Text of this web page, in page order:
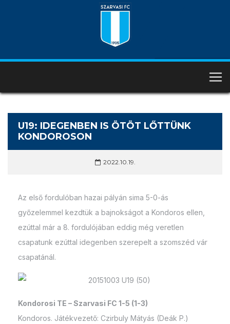
U19: IDEGENBEN IS ÖTÖT LŐTTÜNK
KONDOROSON
2022.10.19.
Az első fordulóban hazai pályán sima 5-0-ás
győzelemmel kezdtük a bajnokságot a Kondoros ellen,
ezúttal már a 8. fordulójában eddig még veretlen
csapatunk ezúttal idegenben szerepelt a szomszéd vár
csapatánál.
Kondorosi TE – Szarvasi FC 1-5 (1-3)
Kondoros. Játékvezető: Czirbuly Mátyás (Deák P.)